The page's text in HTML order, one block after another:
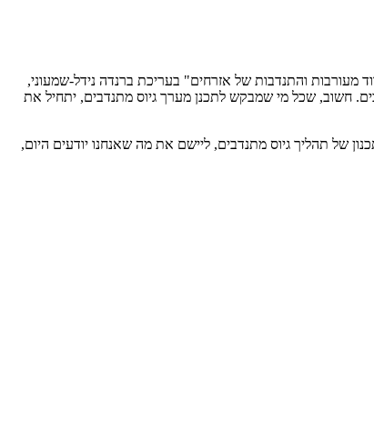
מעורבות והתנדבות של אזרחים" בעריכת ברנדה נידל-שמעוני,
חשוב, שכל מי שמבקש לתכנן מערך גיוס מתנדבים, יתחיל את
של שלבי התכנון של תהליך גיוס מתנדבים, ליישם את מה שאנחנו יודעים היום,